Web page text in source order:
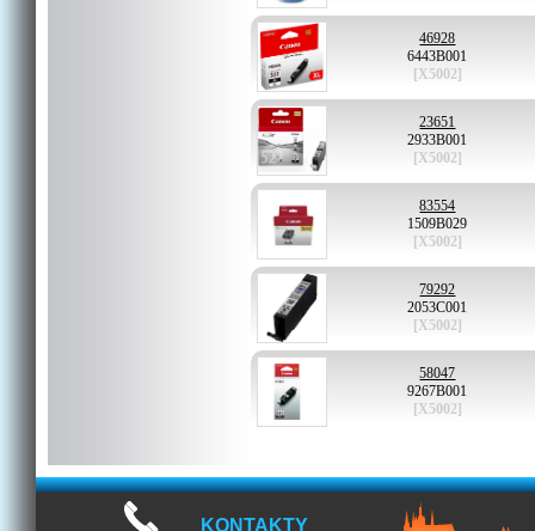
46928
6443B001
[X5002]
23651
2933B001
[X5002]
83554
1509B029
[X5002]
79292
2053C001
[X5002]
58047
9267B001
[X5002]
KONTAKTY